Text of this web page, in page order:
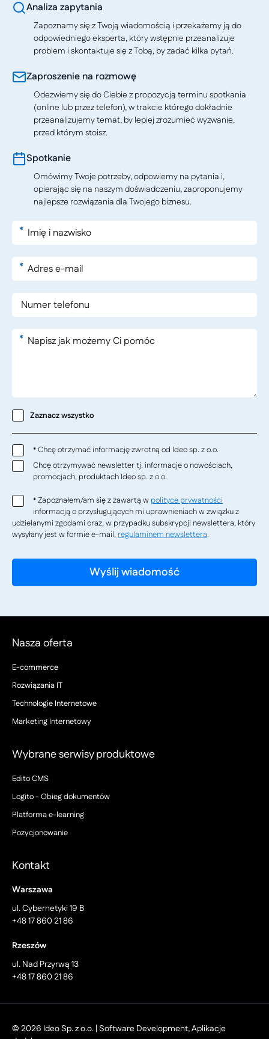
Analiza zapytania
Zapoznamy się z Twoją wiadomością i przekażemy ją do
odpowiedniego eksperta, który wstępnie przeanalizuje
problem i skontaktuje się z Tobą, by zadać kilka pytań.
Zaproszenie na rozmowę
Odezwiemy się do Ciebie z propozycją terminu spotkania
(online lub przez telefon), w trakcie którego dokładnie
przeanalizujemy temat, by lepiej zrozumieć wyzwanie,
przed którym stoisz.
Spotkanie
Omówimy Twoje potrzeby, odpowiemy na pytania i,
opierając się na naszym doświadczeniu, zaproponujemy
najlepsze rozwiązania dla Twojego biznesu.
*
*
*
Zaznacz wszystko
*Chcę otrzymać informację zwrotną od Ideo sp. z o.o.
Chcę otrzymywać newsletter tj. informacje o nowościach,
promocjach, produktach Ideo sp. z o.o.
*Zapoznałem/am się z zawartą w polityce prywatności
informacją o przysługujących mi uprawnieniach w związku z
udzielanymi zgodami oraz, w przypadku subskrypcji newslettera, który
wysyłany jest w formie e-mail, regulaminem newslettera.
Nasza oferta
E-commerce
Rozwiązania IT
Technologie Internetowe
Marketing Internetowy
Wybrane serwisy produktowe
Edito CMS
Logito - Obieg dokumentów
Platforma e-learning
Pozycjonowanie
Kontakt
Warszawa
ul. Cybernetyki 19 B
+48 17 860 21 86
Rzeszów
ul. Nad Przyrwą 13
+48 17 860 21 86
© 2026 Ideo Sp. z o.o. | Software Development, Aplikacje